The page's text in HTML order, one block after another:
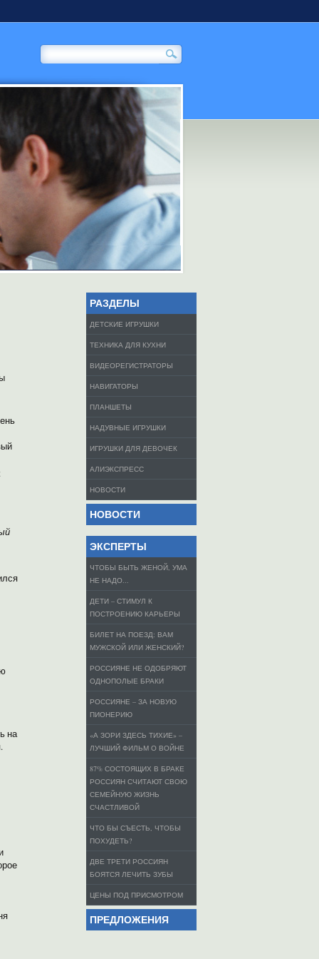
на
РАЗДЕЛЫ
ДЕТСКИЕ ИГРУШКИ
ТЕХНИКА ДЛЯ КУХНИ
ВИДЕОРЕГИСТРАТОРЫ
НАВИГАТОРЫ
ПЛАНШЕТЫ
НАДУВНЫЕ ИГРУШКИ
ИГРУШКИ ДЛЯ ДЕВОЧЕК
АЛИЭКСПРЕСС
НОВОСТИ
НОВОСТИ
ЭКСПЕРТЫ
ЧТОБЫ БЫТЬ ЖЕНОЙ, УМА
НЕ НАДО...
ДЕТИ – СТИМУЛ К
ПОСТРОЕНИЮ КАРЬЕРЫ
БИЛЕТ НА ПОЕЗД: ВАМ
МУЖСКОЙ ИЛИ ЖЕНСКИЙ?
РОССИЯНЕ НЕ ОДОБРЯЮТ
ОДНОПОЛЫЕ БРАКИ
РОССИЯНЕ – ЗА НОВУЮ
ПИОНЕРИЮ
«А ЗОРИ ЗДЕСЬ ТИХИЕ» –
ЛУЧШИЙ ФИЛЬМ О ВОЙНЕ
87% СОСТОЯЩИХ В БРАКЕ
РОССИЯН СЧИТАЮТ СВОЮ
СЕМЕЙНУЮ ЖИЗНЬ
СЧАСТЛИВОЙ
ЧТО БЫ СЪЕСТЬ, ЧТОБЫ
ПОХУДЕТЬ?
ДВЕ ТРЕТИ РОССИЯН
БОЯТСЯ ЛЕЧИТЬ ЗУБЫ
ЦЕНЫ ПОД ПРИСМОТРОМ
ПРЕДЛОЖЕНИЯ